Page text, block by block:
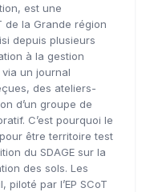
est une
de la Grande région
depuis plusieurs
à la gestion
un journal
des ateliers-
d’un groupe de
C’est pourquoi le
être territoire test
du SDAGE sur la
des sols. Les
par l’EP SCoT